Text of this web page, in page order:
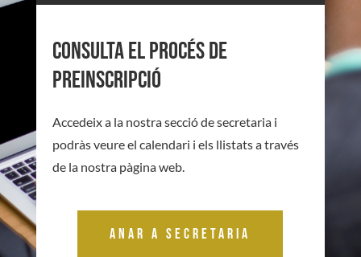
consulta el procés de
preinscripció
Accedeix a la nostra secció de secretaria i
podràs veure el calendari i els llistats a través
de la nostra pàgina web.
Anar a secretaria